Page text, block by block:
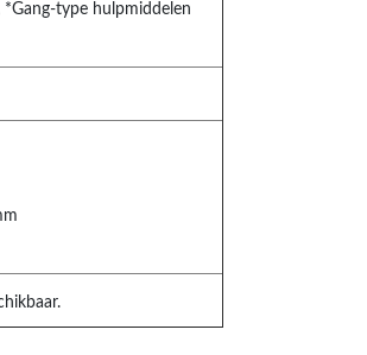
type hulpmiddelen